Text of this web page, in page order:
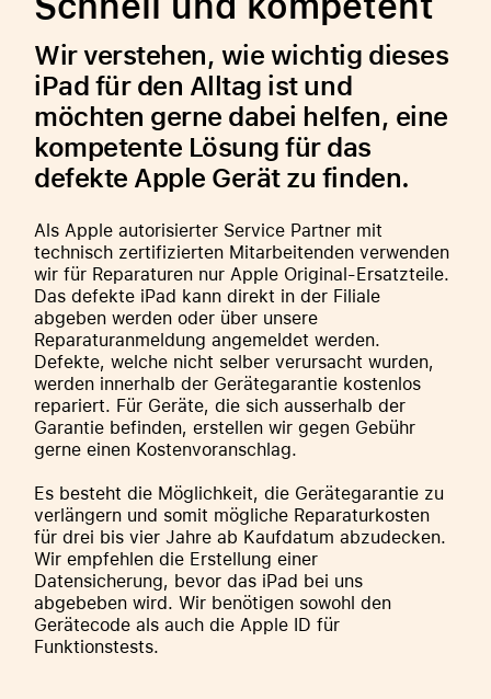
Wir verstehen, wie wichtig dieses
iPad für den Alltag ist und
möchten gerne dabei helfen, eine
kompetente Lösung für das
defekte Apple Gerät zu finden.
Als Apple autorisierter Service Partner mit
technisch zertifizierten Mitarbeitenden verwenden
wir für Reparaturen nur Apple Original-Ersatzteile.
Das defekte iPad kann direkt in der Filiale
abgeben werden oder über unsere
Reparaturanmeldung angemeldet werden.
Defekte, welche nicht selber verursacht wurden,
werden innerhalb der Gerätegarantie kostenlos
repariert. Für Geräte, die sich ausserhalb der
Garantie befinden, erstellen wir gegen Gebühr
gerne einen Kostenvoranschlag.
Es besteht die Möglichkeit, die Gerätegarantie zu
verlängern und somit mögliche Reparaturkosten
für drei bis vier Jahre ab Kaufdatum abzudecken.
Wir empfehlen die Erstellung einer
Datensicherung, bevor das iPad bei uns
abgebeben wird. Wir benötigen sowohl den
Gerätecode als auch die Apple ID für
Funktionstests.